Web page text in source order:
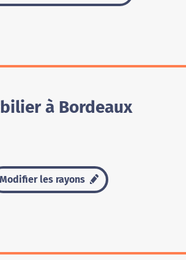
à Bordeaux
Modifier les rayons